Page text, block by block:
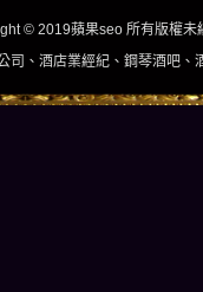
© 2019蘋果seo 所有版權未
、鋼琴酒吧、酒店小姐